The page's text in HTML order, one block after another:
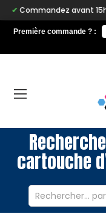
avant 15h, livré
Première commande ? :
cartouche